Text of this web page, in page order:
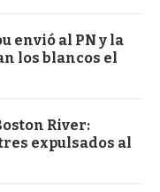
envió al PN y la
los blancos el
River:
expulsados al